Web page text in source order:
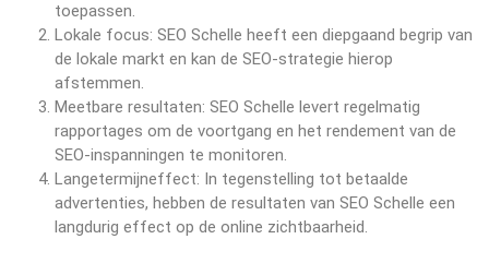
toepassen.
Lokale focus: SEO Schelle heeft een diepgaand begrip van
de lokale markt en kan de SEO-strategie hierop
afstemmen.
Meetbare resultaten: SEO Schelle levert regelmatig
rapportages om de voortgang en het rendement van de
SEO-inspanningen te monitoren.
Langetermijneffect: In tegenstelling tot betaalde
advertenties, hebben de resultaten van SEO Schelle een
langdurig effect op de online zichtbaarheid.